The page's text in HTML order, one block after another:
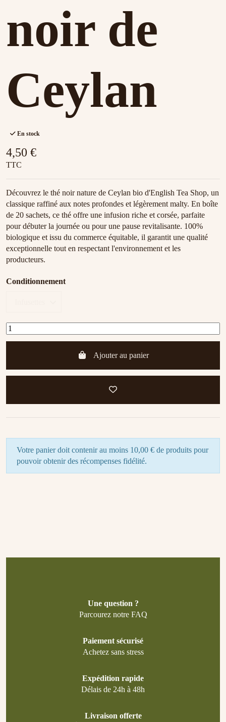
noir de
Ceylan
En stock
4,50 €
TTC
Découvrez le thé noir nature de Ceylan bio d'English Tea Shop, un
classique raffiné aux notes profondes et légèrement malty. En boîte
de 20 sachets, ce thé offre une infusion riche et corsée, parfaite
pour débuter la journée ou pour une pause revitalisante. 100%
biologique et issu du commerce équitable, il garantit une qualité
exceptionnelle tout en respectant l'environnement et les
producteurs.
Conditionnement
Ajouter au panier
Votre panier doit contenir au moins 10,00 € de produits pour
pouvoir obtenir des récompenses fidélité.
Une question ?
Parcourez notre FAQ
Paiement sécurisé
Achetez sans stress
Expédition rapide
Délais de 24h à 48h
Livraison offerte